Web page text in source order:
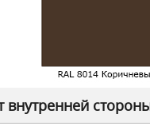
внутренней